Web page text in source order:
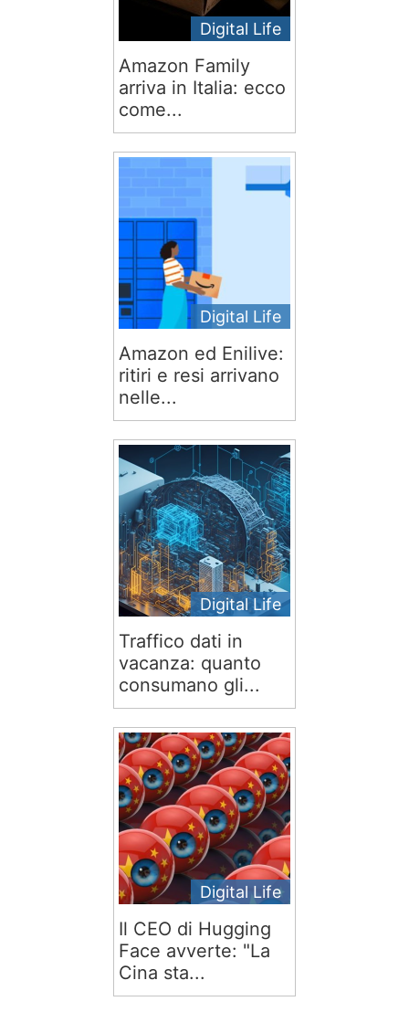
Digital Life
Amazon Family
arriva in Italia: ecco
come...
Digital Life
Amazon ed Enilive:
ritiri e resi arrivano
nelle...
Digital Life
Traffico dati in
vacanza: quanto
consumano gli...
Digital Life
Il CEO di Hugging
Face avverte: "La
Cina sta...